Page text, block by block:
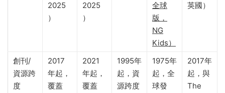
2025
）
2025
）
全球
版，
NG
Kids）
英國）
創刊/
資源跨
度
2017
年起，
覆蓋
2021
年起，
覆蓋
1995年
起，資
源跨度
1975年
起，全
球發
2017年
起，與
The